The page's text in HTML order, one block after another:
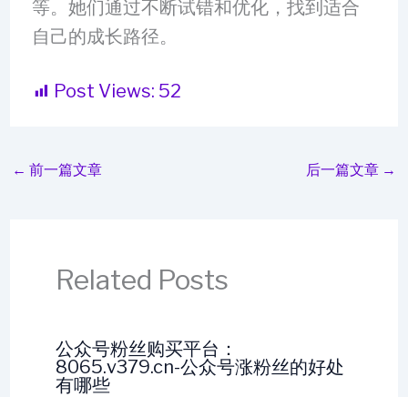
等。她们通过不断试错和优化，找到适合
自己的成长路径。
Post Views: 52
← 前一篇文章 后一篇文章 →
Related Posts
公众号粉丝购买平台：
8065.v379.cn-公众号涨粉丝的好处
有哪些